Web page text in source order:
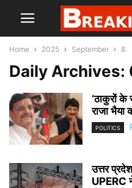
Home 2025 September 8
Daily
‘ठाकुरों के
राजा भैया
POLITICS
उत्तर
UPERC